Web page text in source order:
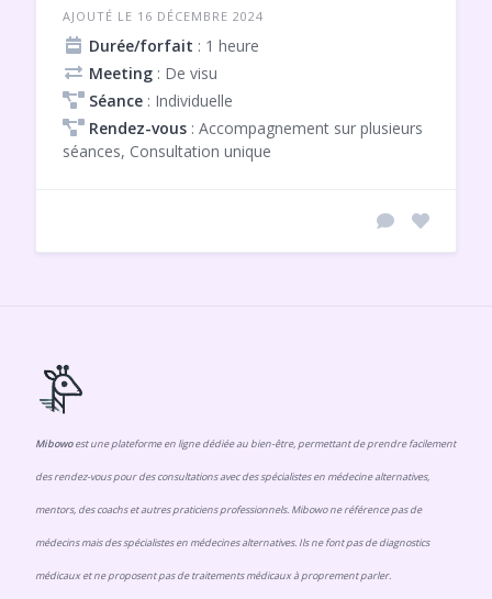
AJOUTÉ LE 16 DÉCEMBRE 2024
Durée/forfait : 1 heure
Meeting : De visu
Séance : Individuelle
Rendez-vous : Accompagnement sur plusieurs
séances, Consultation unique
Mibowoest une plateforme en ligne dédiée au bien-être, permettant de prendre facilement
des rendez-vous pour des consultations avec des spécialistes en médecine alternatives,
mentors, des coachs et autres praticiens professionnels. Mibowo ne référence pas de
médecins mais des spécialistes en médecines alternatives. Ils ne font pas de diagnostics
médicaux et ne proposent pas de traitements médicaux à proprement parler.